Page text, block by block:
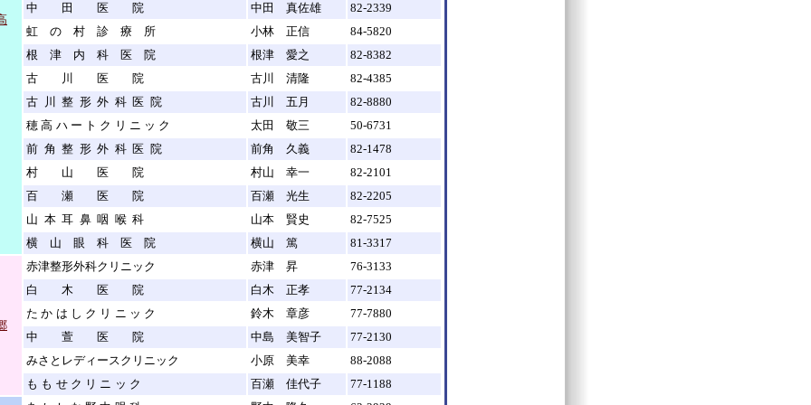
中田医院 中田 真佐雄
82-2339
虹の村診療所
小林 正信
84-5820
根津内科医院
根津 愛之
82-8382
古川医院
古川 清隆
82-4385
古川整形外科医院
古川 五月
82-8880
穂高ハートクリニック
太田 敬三
50-6731
前角整形外科医院
前角 久義
82-1478
村山医院
村山 幸一
82-2101
百瀬医院
百瀬 光生
82-2205
山本耳鼻咽喉科
山本 賢史
82-7525
横山眼科医院
横山 篤 81-3317
赤津整形外科クリニック 赤津 昇
76-3133
白木医院
白木 正孝
77-2134
たかはしクリニック
鈴木 章彦
77-7880
中萱医院
中島 美智子
77-2130
みさとレディースクリニック
小原 美幸
88-2088
ももせクリニック
百瀬 佳代子
77-1188